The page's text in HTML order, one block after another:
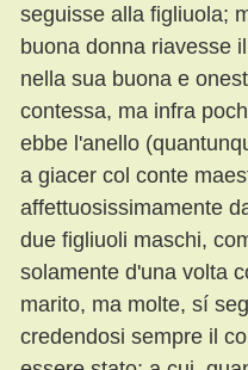
seguisse alla figliuola;
buona donna riavesse
nella sua buona e
contessa, ma infra
ebbe l'anello
a giacer col conte
affettuosissimamente
due figliuoli maschi,
solamente d'una volta
marito, ma molte, sí
credendosi sempre il